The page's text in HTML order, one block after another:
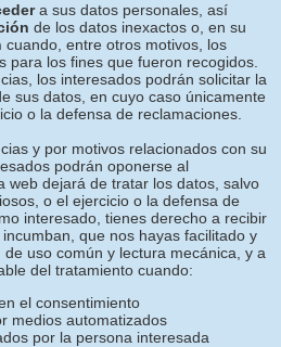
a sus datos personales, así
de los datos inexactos o, en su
cuando, entre otros motivos, los
para los fines que fueron recogidos.
los interesados podrán solicitar la
sus datos, en cuyo caso únicamente
o la defensa de reclamaciones.
y por motivos relacionados con su
podrán oponerse al
web dejará de tratar los datos, salvo
o el ejercicio o la defensa de
interesado, tienes derecho a recibir
que nos hayas facilitado y
uso común y lectura mecánica, y a
del tratamiento cuando:
el consentimiento
medios automatizados
por la persona interesada